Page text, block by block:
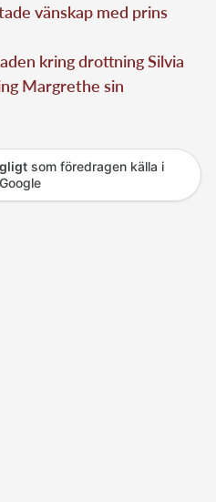
vänskap med prins
kring drottning Silvia
Margrethe sin
som föredragen källa i
Google